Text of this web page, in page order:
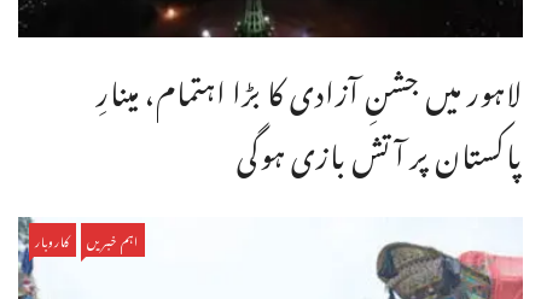
لاہور میں جشنِ آزادی کا بڑا اہتمام، مینارِ
پاکستان پر آتش بازی ہوگی
اہم خبریں کاروبار